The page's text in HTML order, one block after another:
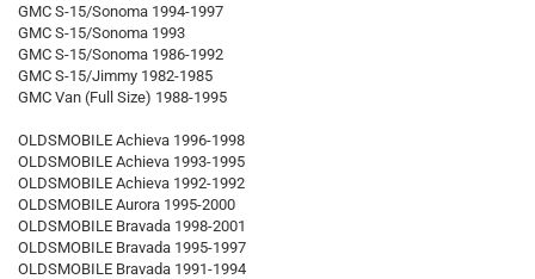
GMC S-15/Sonoma 1994-1997
GMC S-15/Sonoma 1993
GMC S-15/Sonoma 1986-1992
GMC S-15/Jimmy 1982-1985
GMC Van (Full Size) 1988-1995
OLDSMOBILE Achieva 1996-1998
OLDSMOBILE Achieva 1993-1995
OLDSMOBILE Achieva 1992-1992
OLDSMOBILE Aurora 1995-2000
OLDSMOBILE Bravada 1998-2001
OLDSMOBILE Bravada 1995-1997
OLDSMOBILE Bravada 1991-1994